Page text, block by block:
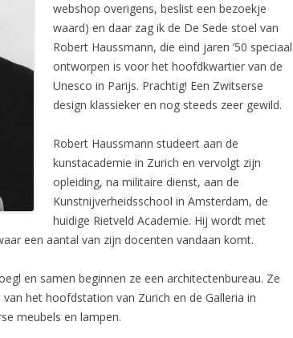
535 MUG
LOUNGE CHAIR 657
JEAN PROUVÉ
LIANG IE
JACOBSEN
ROOMOFART.DE
STUDIO 1900
VANONS
VINTAGE INTERIOR
VITRA
VIVRE INTERIEUR
webshop overigens, beslist een bezoekje
waard) en daar zag ik de De Sede stoel van
Robert Haussmann, die eind jaren ’50 speciaal
ontworpen is voor het hoofdkwartier van de
Unesco in Parijs. Prachtig! Een Zwitserse
design klassieker en nog steeds zeer gewild.
Robert Haussmann studeert aan de
kunstacademie in Zurich en vervolgt zijn
opleiding, na militaire dienst, aan de
Kunstnijverheidsschool in Amsterdam, de
huidige Rietveld Academie. Hij wordt met
een aantal van zijn docenten vandaan komt.
en samen beginnen ze een architectenbureau. Ze
het hoofdstation van Zurich en de Galleria in
meubels en lampen.